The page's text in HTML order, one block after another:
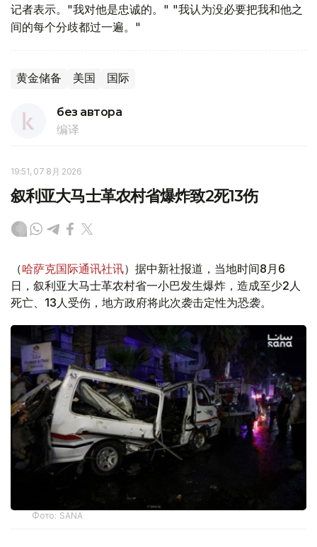
记者表示。"我对他是忠诚的。" "我认为没必要把我和他之
间的每个分歧都过一遍。"
黄金储备 美国 国际
без автора
编译
19:51, 07 8月 2026
叙利亚大马士革农村省爆炸致2死13伤
（哈萨克国际通讯社讯）据中新社报道，当地时间8月6
日，叙利亚大马士革农村省一小巴发生爆炸，造成至少2人
死亡、13人受伤，地方政府将此次袭击定性为恐袭。
Фото: SANA